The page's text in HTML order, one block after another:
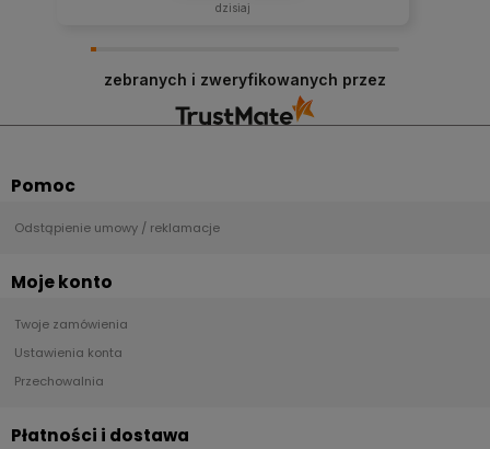
dzisiaj
zebranych i zweryfikowanych przez
Pomoc
Odstąpienie umowy / reklamacje
Moje konto
Twoje zamówienia
Ustawienia konta
Przechowalnia
Płatności i dostawa